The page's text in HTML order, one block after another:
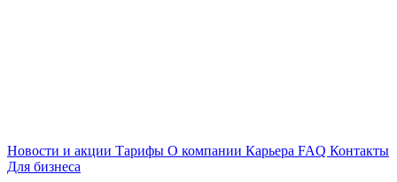
Новости и акции Тарифы О компании Карьера FAQ Контакты
Для бизнеса